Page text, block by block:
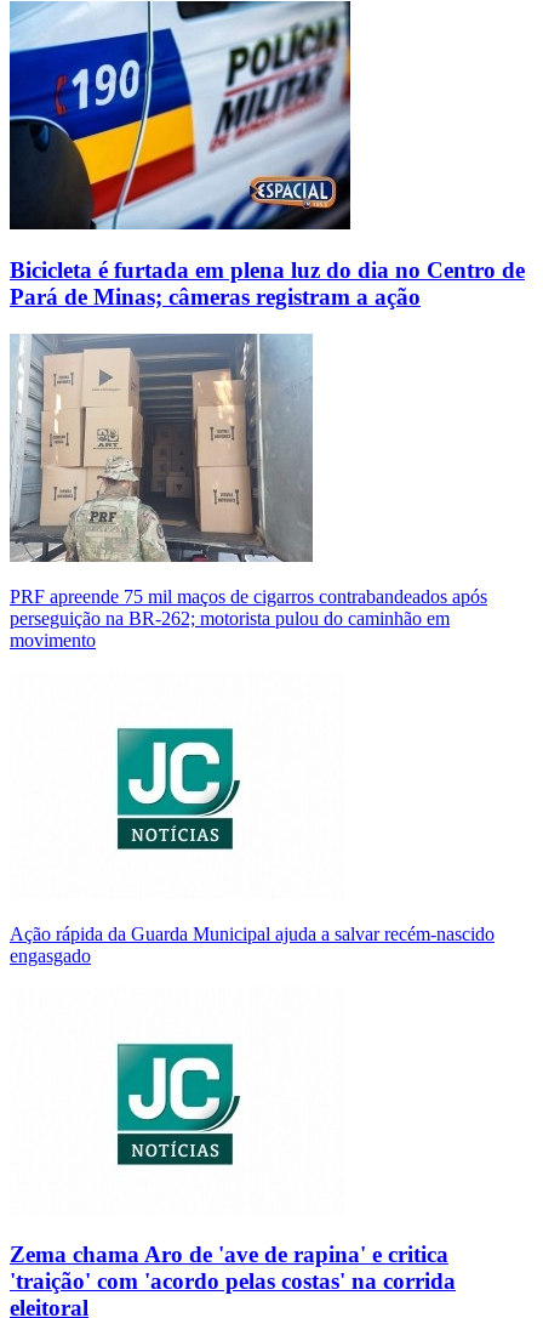
Bicicleta é furtada em plena luz do dia no Centro de
Pará de Minas; câmeras registram a ação
PRF apreende 75 mil maços de cigarros contrabandeados após
perseguição na BR-262; motorista pulou do caminhão em
movimento
Ação rápida da Guarda Municipal ajuda a salvar recém-nascido
engasgado
Zema chama Aro de 'ave de rapina' e critica
'traição' com 'acordo pelas costas' na corrida
eleitoral